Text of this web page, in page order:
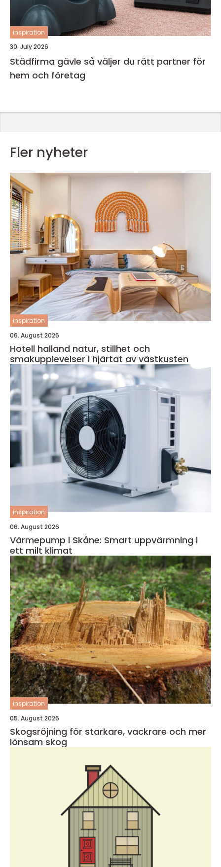
inspiration
30. July 2026
Städfirma gävle så väljer du rätt partner för
hem och företag
Fler nyheter
inspiration
06. August 2026
Hotell halland natur, stillhet och
smakupplevelser i hjärtat av västkusten
inspiration
06. August 2026
Värmepump i Skåne: Smart uppvärmning i
ett milt klimat
inspiration
05. August 2026
Skogsröjning för starkare, vackrare och mer
lönsam skog